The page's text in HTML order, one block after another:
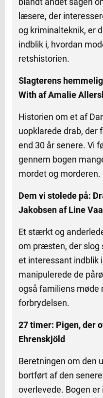
læsere, der
og kriminalteknik, er
indblik i, hvordan
retshistorien.
Slagterens
With af Amalie
Historien om et af
uopklarede drab, der
end 30 år senere. Vi
gennem bogen
mordet og morderen.
Dem vi stolede på:
Jakobsen af Line
Et stærkt og
om præsten, der slog
et interessant indblik
manipulerede de
også familiens
forbrydelsen.
27 timer: Pigen, der
Ehrenskjöld
Beretningen om den
bortført af den
overlevede. Bogen